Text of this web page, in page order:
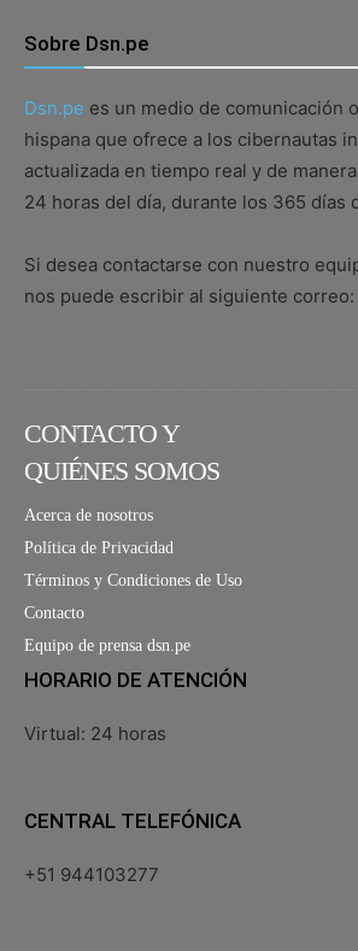
Sobre Dsn.pe
Dsn.pe es un medio de comunicación
hispana que ofrece a los cibernautas
actualizada en tiempo real y de
24 horas del día, durante los 365 días
Si desea contactarse con nuestro
nos puede escribir al siguiente correo:
CONTACTO Y
QUIÉNES SOMOS
Acerca de nosotros
Política de Privacidad
Términos y Condiciones de Uso
Contacto
Equipo de prensa dsn.pe
HORARIO DE ATENCIÓN
Virtual: 24 horas
CENTRAL TELEFÓNICA
+51 944103277